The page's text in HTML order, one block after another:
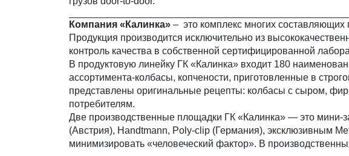
Компания «Калинка» – это комплекс многих составляющих
Продукция производится исключительно из
контроль качества в собственной сертифицированной
В продуктовую линейку ГК «Калинка» входит 180
ассортимента-колбасы, копчености, приготовленные в
представлены оригинальные рецепты: колбасы с сыром,
потребителям.
Две производственные площадки ГК «Калинка» — это
(Австрия), Handtmann, Poly-clip (Германия), эксклюзивным
минимизировать «человеческий фактор». В